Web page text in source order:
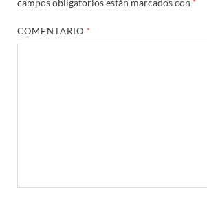
campos obligatorios están marcados con *
COMENTARIO *